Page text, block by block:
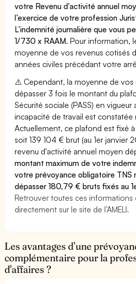
votre Revenu d'activité annuel
l’exercice de votre profession
L’indemnité journalière que vous
1/730 x RAAM. Pour information,
moyenne de vos revenus cotisés
années civiles précédant votre
⚠️ Cependant, la moyenne de vos
dépasser 3 fois le montant du
Sécurité sociale (PASS) en
incapacité de travail est constatée
Actuellement, ce plafond est fixé
soit 139 104 € brut (au 1er janvier
revenu d'activité annuel moyen
montant maximum de votre
votre prévoyance obligatoire TNS
dépasser 180,79 € bruts fixés au
Retrouver toutes ces informations
directement sur le site de l’AMELI.
Les avantages d’une
complémentaire pour la
d'affaires ?